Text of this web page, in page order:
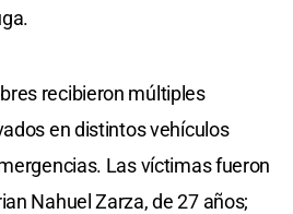
recibieron múltiples
en distintos vehículos
Las víctimas fueron
Nahuel Zarza, de 27 años;